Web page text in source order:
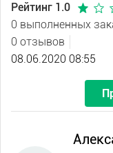
Рейтинг 1.0
0 выполненных
0 отзывов
08.06.2020 08:55